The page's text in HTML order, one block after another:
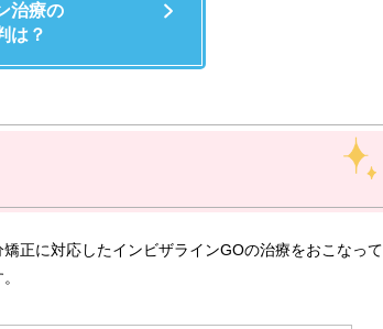
治療の
は？
正に対応したインビザラインGOの治療をおこなって